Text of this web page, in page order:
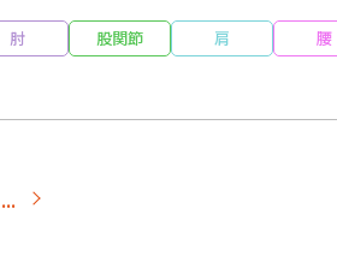
肘 股関節 肩
腰
...